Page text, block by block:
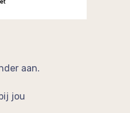
aan.
jou